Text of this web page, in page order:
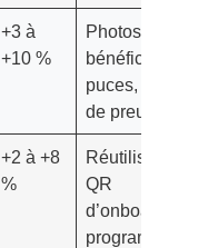
+3 à
+10 %
Photos 360°,
bénéfices en 3
puces, sceaux
de preuve
+2 à +8
%
Réutilisable,
QR
d’onboarding,
programme de